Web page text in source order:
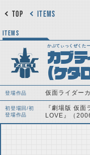
ITEMS
TOP
ITEMS
かぶてぃっくぜくた
カブテ
（ケタ
登場作品 仮面ライダー
初登場回/初
登場作品
『劇場版 仮
LOVE』（